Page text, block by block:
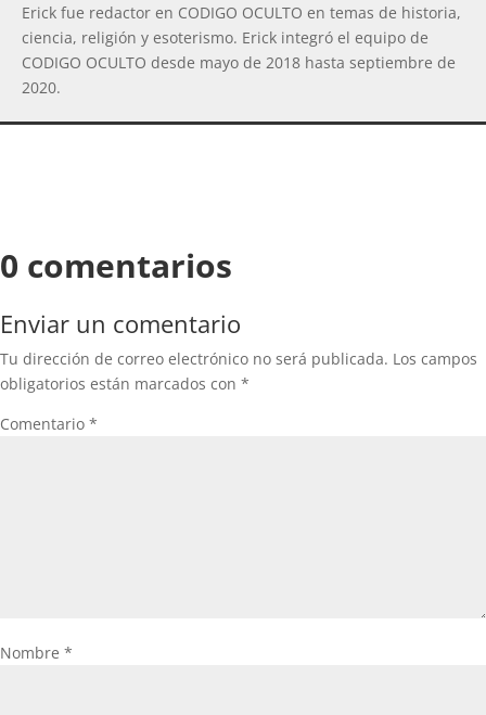
Erick fue redactor en CODIGO OCULTO en temas de historia,
ciencia, religión y esoterismo. Erick integró el equipo de
CODIGO OCULTO desde mayo de 2018 hasta septiembre de
2020.
0 comentarios
Enviar un comentario
Tu dirección de correo electrónico no será publicada. Los campos
obligatorios están marcados con *
Comentario *
Nombre *